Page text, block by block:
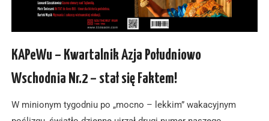
KAPeWu – Kwartalnik Azja Południowo
Wschodnia Nr.2 – stał się Faktem!
W minionym tygodniu po „mocno – lekkim” wakacyjnym